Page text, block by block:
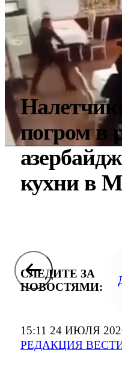
15:11 24 ИЮЛЯ
РЕДАКЦИЯ
погром в
кухни в
СЛЕДИТЕ ЗА
НОВОСТЯМИ: